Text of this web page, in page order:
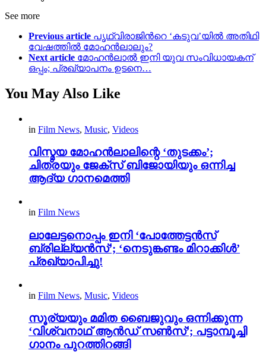
See more
Previous article പൃഥ്വിരാജിന്‍റെ ‘കടുവ’യിൽ അതിഥി
വേഷത്തിൽ മോഹൻലാലും?
Next article മോഹൻലാൽ ഇനി യുവ സംവിധായകന്
ഒപ്പം; പ്രഖ്യാപനം ഉടനെ…
You May Also Like
in Film News, Music, Videos
വിസ്മയ മോഹൻലാലിന്റെ ‘തുടക്കം’;
ചിത്രയും ജേക്സ് ബിജോയിയും ഒന്നിച്ച
ആദ്യ ഗാനമെത്തി
in Film News
ലാലേട്ടനൊപ്പം ഇനി ‘പോത്തേട്ടൻസ്
ബ്രില്ല്യൻസ്’; ‘നെടുങ്കണ്ടം മിറാക്കിൾ’
പ്രഖ്യാപിച്ചു!
in Film News, Music, Videos
സൂര്യയും മമിത ബൈജുവും ഒന്നിക്കുന്ന
‘വിശ്വനാഥ് ആൻഡ് സൺസ്’; പട്ടാമ്പൂച്ചി
ഗാനം പുറത്തിറങ്ങി